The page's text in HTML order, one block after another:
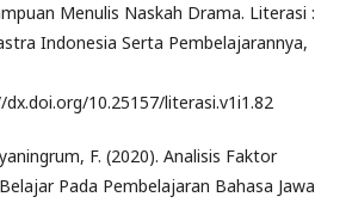
Menulis Naskah Drama. Literasi :
Indonesia Serta Pembelajarannya,
10.25157/literasi.v1i1.82
F. (2020). Analisis Faktor
Pada Pembelajaran Bahasa Jawa